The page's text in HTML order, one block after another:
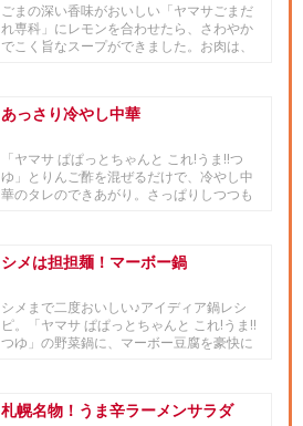
ごまの深い香味がおいしい「ヤマサごまだ
れ専科」にレモンを合わせたら、さわやか
でこく旨なスープができました。お肉は、
あっさり冷やし中華
「ヤマサ ぱぱっとちゃんと これ!うま!!つ
ゆ」とりんご酢を混ぜるだけで、冷やし中
華のタレのできあがり。さっぱりしつつも
シメは担担麺！マーボー鍋
シメまで二度おいしい♪アイディア鍋レシ
ピ。「ヤマサ ぱぱっとちゃんと これ!うま!!
つゆ」の野菜鍋に、マーボー豆腐を豪快に
札幌名物！うま辛ラーメンサラダ